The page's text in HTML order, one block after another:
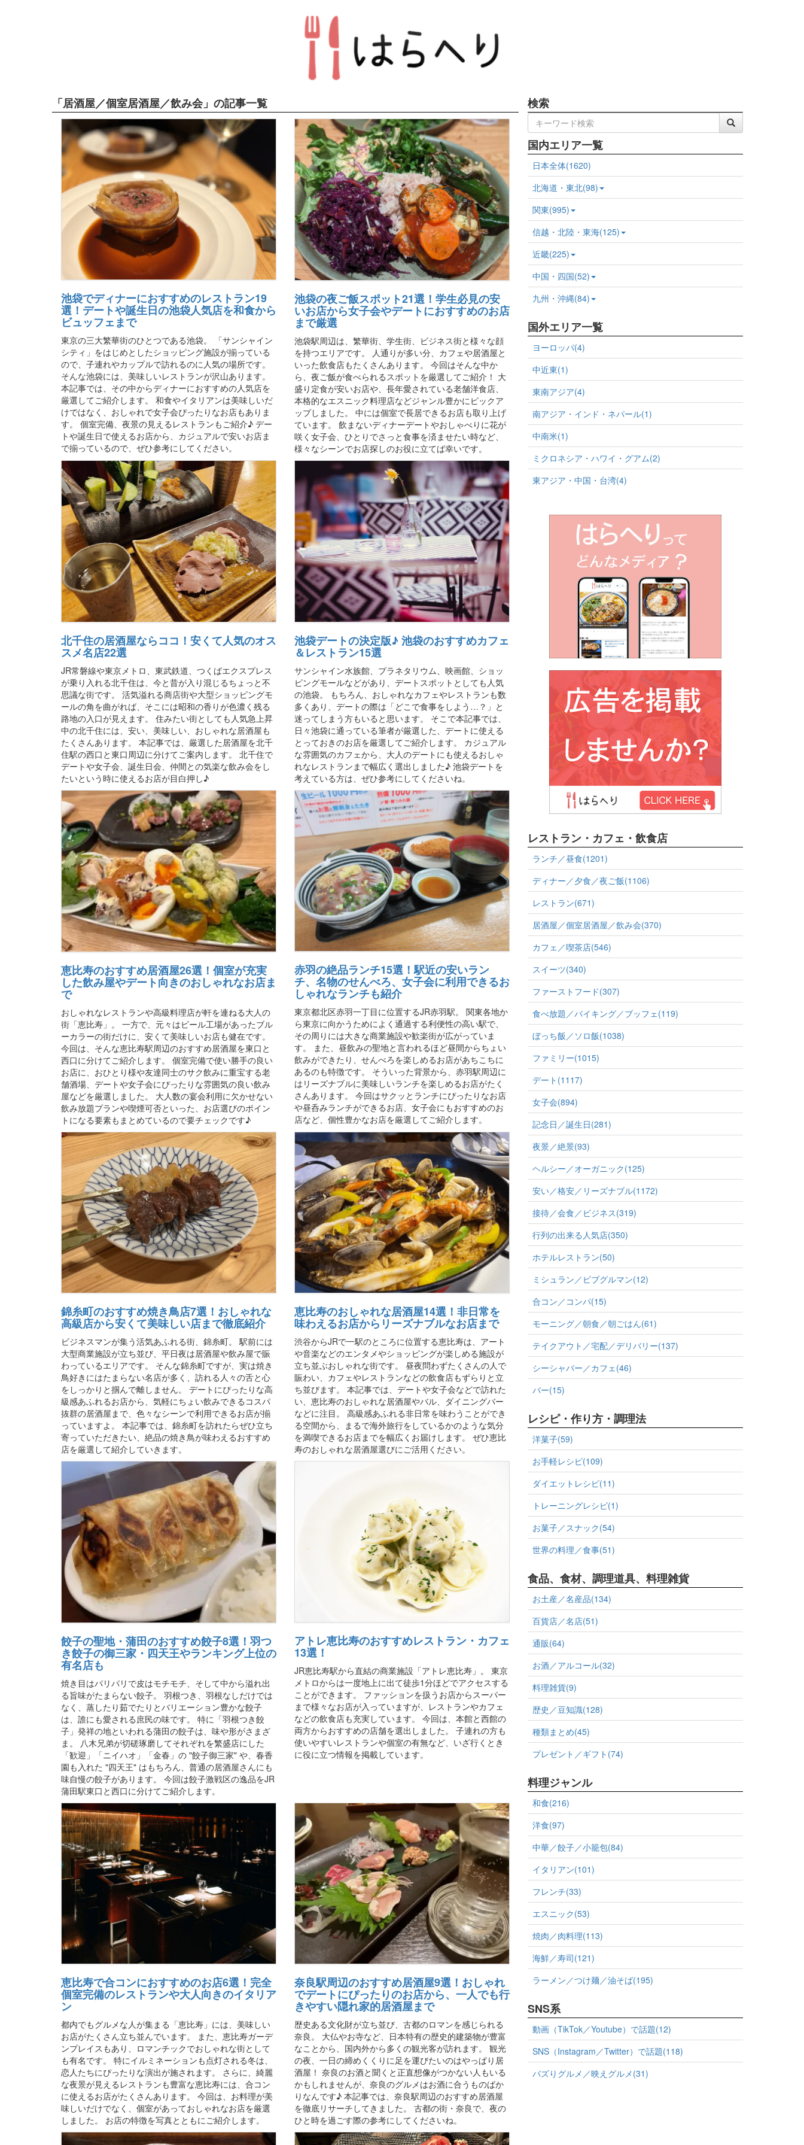
「居酒屋／個室居酒屋／飲み会」の記事一覧
池袋でディナーにおすすめのレストラン19
選！デートや誕生日の池袋人気店を和食から
ビュッフェまで
東京の三大繁華街のひとつである池袋。 「サンシャイン
シティ」をはじめとしたショッピング施設が揃っている
ので、子連れやカップルで訪れるのに人気の場所です。
そんな池袋には、美味しいレストランが沢山あります。
本記事では、その中からディナーにおすすめの人気店を
厳選してご紹介します。 和食やイタリアンは美味しいだ
けではなく、おしゃれで女子会ぴったりなお店もありま
す。 個室完備、夜景の見えるレストランもご紹介♪ デー
トや誕生日で使えるお店から、カジュアルで安いお店ま
で揃っているので、ぜひ参考にしてください。
池袋の夜ご飯スポット21選！学生必見の安
いお店から女子会やデートにおすすめのお店
まで厳選
池袋駅周辺は、繁華街、学生街、ビジネス街と様々な顔
を持つエリアです。 人通りが多い分、カフェや居酒屋と
いった飲食店もたくさんあります。 今回はそんな中か
ら、夜ご飯が食べられるスポットを厳選してご紹介！ 大
盛り定食が安いお店や、長年愛されている老舗洋食店、
本格的なエスニック料理店などジャンル豊かにピックア
ップしました。 中には個室で長居できるお店も取り上げ
ています。 飲まないディナーデートやおしゃべりに花が
咲く女子会、ひとりでさっと食事を済ませたい時など、
様々なシーンでお店探しのお役に立てば幸いです。
北千住の居酒屋ならココ！安くて人気のオス
スメ名店22選
JR常磐線や東京メトロ、東武鉄道、つくばエクスプレス
が乗り入れる北千住は、今と昔が入り混じるちょっと不
思議な街です。 活気溢れる商店街や大型ショッピングモ
ールの角を曲がれば、そこには昭和の香りが色濃く残る
路地の入口が見えます。 住みたい街としても人気急上昇
中の北千住には、安い、美味しい、おしゃれな居酒屋も
たくさんあります。 本記事では、厳選した居酒屋を北千
住駅の西口と東口周辺に分けてご案内します。 北千住で
デートや女子会、誕生日会、仲間との気楽な飲み会をし
たいという時に使えるお店が目白押し♪
池袋デートの決定版♪ 池袋のおすすめカフェ
＆レストラン15選
サンシャイン水族館、プラネタリウム、映画館、ショッ
ピングモールなどがあり、デートスポットとしても人気
の池袋。 もちろん、おしゃれなカフェやレストランも数
多くあり、デートの際は「どこで食事をしよう…？」と
迷ってしまう方もいると思います。 そこで本記事では、
日々池袋に通っている筆者が厳選した、デートに使える
とっておきのお店を厳選してご紹介します。 カジュアル
な雰囲気のカフェから、大人のデートにも使えるおしゃ
れなレストランまで幅広く選出しました♪ 池袋デートを
考えている方は、ぜひ参考にしてくださいね。
恵比寿のおすすめ居酒屋26選！個室が充実
した飲み屋やデート向きのおしゃれなお店ま
で
おしゃれなレストランや高級料理店が軒を連ねる大人の
街「恵比寿」。 一方で、元々はビール工場があったブル
ーカラーの街だけに、安くて美味しいお店も健在です。
今回は、そんな恵比寿駅周辺のおすすめ居酒屋を東口と
西口に分けてご紹介します。 個室完備で使い勝手の良い
お店に、おひとり様や友達同士のサク飲みに重宝する老
舗酒場、デートや女子会にぴったりな雰囲気の良い飲み
屋などを厳選しました。 大人数の宴会利用に欠かせない
飲み放題プランや喫煙可否といった、お店選びのポイン
トになる要素もまとめているので要チェックです♪
赤羽の絶品ランチ15選！駅近の安いラン
チ、名物のせんべろ、女子会に利用できるお
しゃれなランチも紹介
東京都北区赤羽一丁目に位置するJR赤羽駅。 関東各地か
ら東京に向かうためによく通過する利便性の高い駅で、
その周りには大きな商業施設や歓楽街が広がっていま
す。 また、昼飲みの聖地と言われるほど昼間からちょい
飲みができたり、せんべろを楽しめるお店があちこちに
あるのも特徴です。 そういった背景から、赤羽駅周辺に
はリーズナブルに美味しいランチを楽しめるお店がたく
さんあります。 今回はサクッとランチにぴったりなお店
や昼呑みランチができるお店、女子会にもおすすめのお
店など、個性豊かなお店を厳選してご紹介します。
錦糸町のおすすめ焼き鳥店7選！おしゃれな
高級店から安くて美味しい店まで徹底紹介
ビジネスマンが集う活気あふれる街、錦糸町。 駅前には
大型商業施設が立ち並び、平日夜は居酒屋や飲み屋で賑
わっているエリアです。 そんな錦糸町ですが、実は焼き
鳥好きにはたまらない名店が多く、訪れる人々の舌と心
をしっかりと掴んで離しません。 デートにぴったりな高
級感あふれるお店から、気軽にちょい飲みできるコスパ
抜群の居酒屋まで、色々なシーンで利用できるお店が揃
っていますよ。 本記事では、錦糸町を訪れたらぜひ立ち
寄っていただきたい、絶品の焼き鳥が味わえるおすすめ
店を厳選して紹介していきます。
恵比寿のおしゃれな居酒屋14選！非日常を
味わえるお店からリーズナブルなお店まで
渋谷からJRで一駅のところに位置する恵比寿は、アート
や音楽などのエンタメやショッピングが楽しめる施設が
立ち並ぶおしゃれな街です。 昼夜問わずたくさんの人で
賑わい、カフェやレストランなどの飲食店もずらりと立
ち並びます。 本記事では、デートや女子会などで訪れた
い、恵比寿のおしゃれな居酒屋やバル、ダイニングバー
などに注目。 高級感あふれる非日常を味わうことができ
る空間から、まるで海外旅行をしているかのような気分
を満喫できるお店までを幅広くお届けします。 ぜひ恵比
寿のおしゃれな居酒屋選びにご活用ください。
餃子の聖地・蒲田のおすすめ餃子8選！羽つ
き餃子の御三家・四天王やランキング上位の
有名店も
焼き目はパリパリで皮はモチモチ、そして中から溢れ出
る旨味がたまらない餃子。 羽根つき、羽根なしだけでは
なく、蒸したり茹でたりとバリエーション豊かな餃子
は、誰にも愛される庶民の味です。 特に「羽根つき餃
子」発祥の地といわれる蒲田の餃子は、味や形がさまざ
ま。 八木兄弟が切磋琢磨してそれぞれを繁盛店にした
「歓迎」「ニイハオ」「金春」の "餃子御三家" や、春香
園も入れた "四天王" はもちろん、普通の居酒屋さんにも
味自慢の餃子があります。 今回は餃子激戦区の逸品をJR
蒲田駅東口と西口に分けてご紹介します。
アトレ恵比寿のおすすめレストラン・カフェ
13選！
JR恵比寿駅から直結の商業施設「アトレ恵比寿」。 東京
メトロからは一度地上に出て徒歩1分ほどでアクセスする
ことができます。 ファッションを扱うお店からスーパー
まで様々なお店が入っていますが、レストランやカフェ
などの飲食店も充実しています。 今回は、本館と西館の
両方からおすすめの店舗を選出しました。 子連れの方も
使いやすいレストランや個室の有無など、いざ行くとき
に役に立つ情報を掲載しています。
恵比寿で合コンにおすすめのお店6選！完全
個室完備のレストランや大人向きのイタリア
ン
都内でもグルメな人が集まる「恵比寿」には、美味しい
お店がたくさん立ち並んでいます。 また、恵比寿ガーデ
ンプレイスもあり、ロマンチックでおしゃれな街として
も有名です。 特にイルミネーションも点灯される冬は、
恋人たちにぴったりな演出が施されます。 さらに、綺麗
な夜景が見えるレストランも豊富な恵比寿には、合コン
に使えるお店がたくさんあります。 今回は、お料理が美
味しいだけでなく、個室があっておしゃれなお店を厳選
しました。 お店の特徴を写真とともにご紹介します。
奈良駅周辺のおすすめ居酒屋9選！おしゃれ
でデートにぴったりのお店から、一人でも行
きやすい隠れ家的居酒屋まで
歴史ある文化財が立ち並び、古都のロマンを感じられる
奈良。 大仏やお寺など、日本特有の歴史的建築物が豊富
なことから、国内外から多くの観光客が訪れます。 観光
の夜、一日の締めくくりに足を運びたいのはやっぱり居
酒屋！ 奈良のお酒と聞くと正直想像がつかない人もいる
かもしれませんが、奈良のグルメはお酒に合うものばか
りなんです♪ 本記事では、奈良駅周辺のおすすめ居酒屋
を徹底リサーチしてきました。 古都の街・奈良で、夜の
ひと時を過ごす際の参考にしてくださいね。
検索
国内エリア一覧
日本全体(1620)
北海道・東北(98)
関東(995)
信越・北陸・東海(125)
近畿(225)
中国・四国(52)
九州・沖縄(84)
国外エリア一覧
ヨーロッパ(4)
中近東(1)
東南アジア(4)
南アジア・インド・ネパール(1)
中南米(1)
ミクロネシア・ハワイ・グアム(2)
東アジア・中国・台湾(4)
レストラン・カフェ・飲食店
ランチ／昼食(1201)
ディナー／夕食／夜ご飯(1106)
レストラン(671)
居酒屋／個室居酒屋／飲み会(370)
カフェ／喫茶店(546)
スイーツ(340)
ファーストフード(307)
食べ放題／バイキング／ブッフェ(119)
ぼっち飯／ソロ飯(1038)
ファミリー(1015)
デート(1117)
女子会(894)
記念日／誕生日(281)
夜景／絶景(93)
ヘルシー／オーガニック(125)
安い／格安／リーズナブル(1172)
接待／会食／ビジネス(319)
行列の出来る人気店(350)
ホテルレストラン(50)
ミシュラン／ビブグルマン(12)
合コン／コンパ(15)
モーニング／朝食／朝ごはん(61)
テイクアウト／宅配／デリバリー(137)
シーシャバー／カフェ(46)
バー(15)
レシピ・作り方・調理法
洋菓子(59)
お手軽レシピ(109)
ダイエットレシピ(11)
トレーニングレシピ(1)
お菓子／スナック(54)
世界の料理／食事(51)
食品、食材、調理道具、料理雑貨
お土産／名産品(134)
百貨店／名店(51)
通販(64)
お酒／アルコール(32)
料理雑貨(9)
歴史／豆知識(128)
種類まとめ(45)
プレゼント／ギフト(74)
料理ジャンル
和食(216)
洋食(97)
中華／餃子／小籠包(84)
イタリアン(101)
フレンチ(33)
エスニック(53)
焼肉／肉料理(113)
海鮮／寿司(121)
ラーメン／つけ麺／油そば(195)
SNS系
動画（TikTok／Youtube）で話題(12)
SNS（Instagram／Twitter）で話題(118)
バズりグルメ／映えグルメ(31)